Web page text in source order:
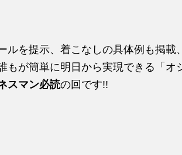
ルを提示、着こなしの具体例も掲載
もが簡単に明日から実現できる「オ
スマン必読の回です!!